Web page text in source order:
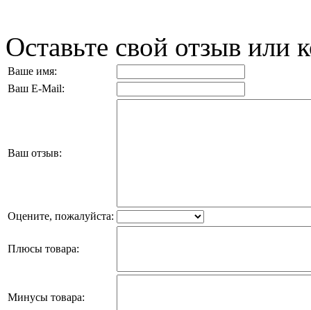
Оставьте свой отзыв или
Ваше имя:
Ваш E-Mail:
Ваш отзыв:
Оцените, пожалуйста:
Плюсы товара:
Минусы товара: